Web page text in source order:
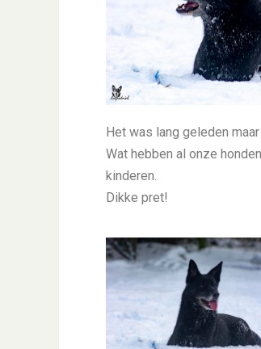
Het was lang geleden
Wat hebben al onze
kinderen.
Dikke pret!